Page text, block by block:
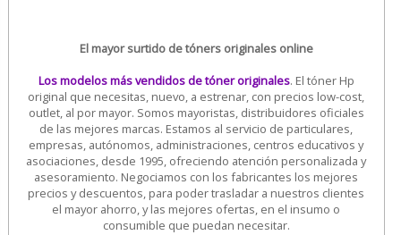
El mayor surtido de tóners originales online
Los modelos más vendidos de tóner originales. El tóner Hp
original que necesitas, nuevo, a estrenar, con precios low-cost,
outlet, al por mayor. Somos mayoristas, distribuidores oficiales
de las mejores marcas. Estamos al servicio de particulares,
empresas, autónomos, administraciones, centros educativos y
asociaciones, desde 1995, ofreciendo atención personalizada y
asesoramiento. Negociamos con los fabricantes los mejores
precios y descuentos, para poder trasladar a nuestros clientes
el mayor ahorro, y las mejores ofertas, en el insumo o
consumible que puedan necesitar.